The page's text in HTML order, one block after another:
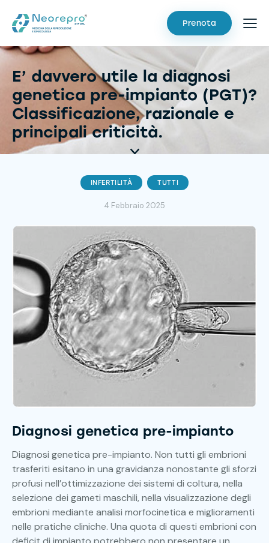
Prenota
E’ davvero utile la diagnosi
genetica pre-impianto (PGT)?
Classificazione, razionale e
principali criticità.
INFERTILITÀ TUTTI
4 Febbraio 2025
Diagnosi genetica pre-impianto
Diagnosi genetica pre-impianto. Non tutti gli embrioni
trasferiti esitano in una gravidanza nonostante gli sforzi
profusi nell’ottimizzazione dei sistemi di coltura, nella
selezione dei gameti maschili, nella visualizzazione degli
embrioni mediante analisi morfocinetica e miglioramenti
nelle pratiche cliniche. Una quota di questi embrioni con